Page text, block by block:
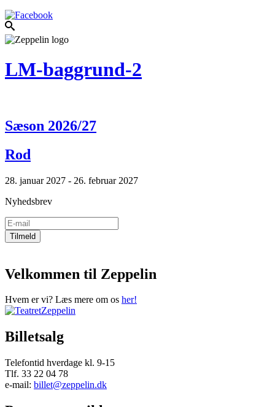
LM-baggrund-2
Sæson 2026/27
Rod
28. januar 2027 - 26. februar 2027
Nyhedsbrev
Velkommen til Zeppelin
Hvem er vi? Læs mere om os her!
Billetsalg
Telefontid hverdage kl. 9-15
Tlf. 33 22 04 78
e-mail: billet@zeppelin.dk